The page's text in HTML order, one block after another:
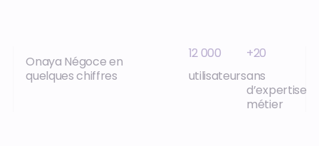
Onaya Négoce en
quelques chiffres
12 000
utilisateurs
+20
ans
d’expertise
métier